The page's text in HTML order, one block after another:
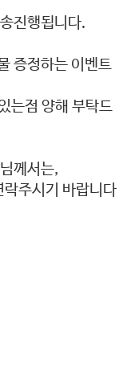
진행됩니다.
증정하는 이벤트
는점 양해 부탁드
께서는,
주시기 바랍니다